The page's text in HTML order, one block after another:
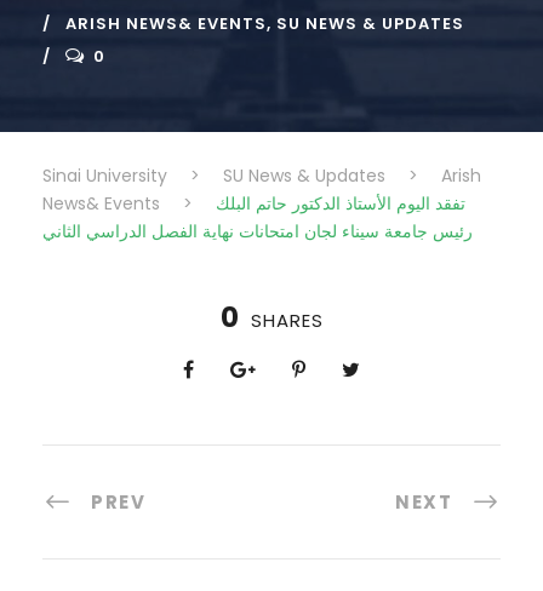
ARISH NEWS& EVENTS, SU NEWS & UPDATES
0
Sinai University > SU News & Updates >
Arish
News& Events
>
تفقد اليوم الأستاذ الدكتور حاتم البلك
رئيس جامعة سيناء لجان امتحانات نهاية الفصل الدراسي الثاني
0 SHARES
PREV NEXT